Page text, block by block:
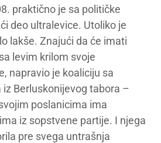
praktično je sa političke
deo ultralevice. Utoliko je
lakše. Znajući da će imati
levim krilom svoje
napravio je koaliciju sa
Berluskonijevog tabora –
poslanicima ima
iz sopstvene partije. I njega
pre svega untrašnja